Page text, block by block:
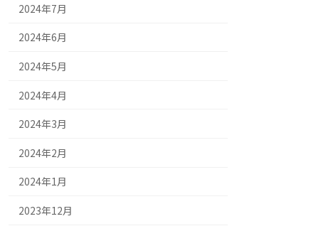
2024年7月
2024年6月
2024年5月
2024年4月
2024年3月
2024年2月
2024年1月
2023年12月